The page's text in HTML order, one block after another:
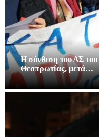
Η σύνθεση του ΔΣ
Θεσπρωτίας, μετά…